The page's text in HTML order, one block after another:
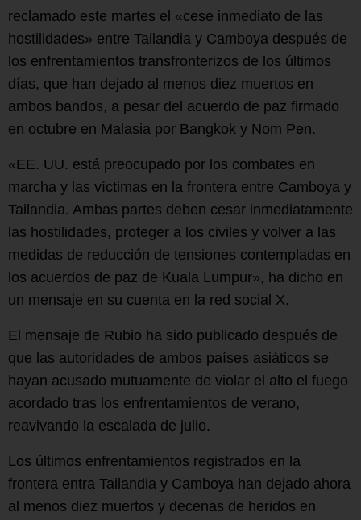
reclamado este martes el «cese inmediato de las
hostilidades» entre Tailandia y Camboya después de
los enfrentamientos transfronterizos de los últimos
días, que han dejado al menos diez muertos en
ambos bandos, a pesar del acuerdo de paz firmado
en octubre en Malasia por Bangkok y Nom Pen.
«EE. UU. está preocupado por los combates en
marcha y las víctimas en la frontera entre Camboya y
Tailandia. Ambas partes deben cesar inmediatamente
las hostilidades, proteger a los civiles y volver a las
medidas de reducción de tensiones contempladas en
los acuerdos de paz de Kuala Lumpur», ha dicho en
un mensaje en su cuenta en la red social X.
El mensaje de Rubio ha sido publicado después de
que las autoridades de ambos países asiáticos se
hayan acusado mutuamente de violar el alto el fuego
acordado tras los enfrentamientos de verano,
reavivando la escalada de julio.
Los últimos enfrentamientos registrados en la
frontera entra Tailandia y Camboya han dejado ahora
al menos diez muertos y decenas de heridos en